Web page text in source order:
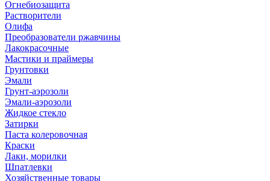
Огнебиозащита
Растворители
Олифа
Преобразователи ржавчины
Лакокрасочные
Мастики и праймеры
Грунтовки
Эмали
Грунт-аэрозоли
Эмали-аэрозоли
Жидкое стекло
Затирки
Паста колеровочная
Краски
Лаки, морилки
Шпатлевки
Хозяйственные товары